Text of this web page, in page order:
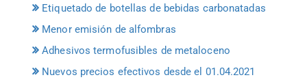
Etiquetado de botellas de bebidas carbonatadas
Menor emisión de alfombras
Adhesivos termofusibles de metaloceno
Nuevos precios efectivos desde el 01.04.2021